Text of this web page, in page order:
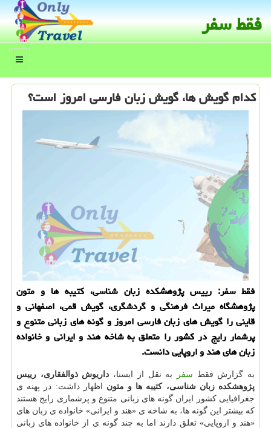
فقط سفر
منو
كدام گویش ها، گویش زبان فارسی امروز است؟
فقط سفر: رییس پژوهشكده زبان شناسی، كتیبه ها و متون
پژوهشگاه میراث فرهنگی و گردشگری، گویش قمی، اصفهانی و
قاینی را گویش های زبان فارسی امروز و گونه های زبانی متنوع و
پرشمار رایج در كشور را متعلق به شاخه هند و ایرانی و خانواده
زبان های هند و اروپایی دانست.
به گزارش فقط سفر به نقل از ایسنا، داریوش ذوالفقاری، رییس
پژوهشكده زبان شناسی، كتیبه ها و متون اظهار داشت: در پهنه ی
جغرافیایی كشور ایران گونه های زبانی متنوع و پرشماری رایج هستند
كه بیشتر این گونه ها، به شاخه ی «هند و ایرانی» خانواده ی زبان های
«هند و اروپایی» تعلق دارند اما به چند گونه ی از خانواده های زبانی